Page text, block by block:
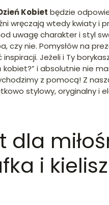
Kobiet będzie
wręczają wtedy kwiaty i
uwagę charakter i styl
czy nie. Pomysłów na
Jeżeli i Ty
i absolutnie nie
z pomocą! Z
stylowy, oryginalny i
dla
i